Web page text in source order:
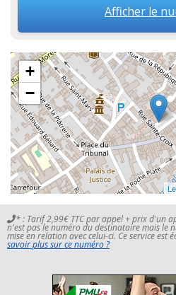
Afficher le
+
−
* : Tarif 2,99€ TTC par appel + prix d'un
n'est pas le numéro du destinataire mais le
mise en relation avec celui-ci. Ce service est
savoir plus sur ce numéro ?